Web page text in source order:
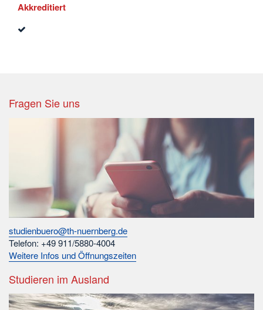
Akkreditiert
Fragen Sie uns
studienbuero@th-nuernberg.de
Telefon: +49 911/5880-4004
Weitere Infos und Öffnungszeiten
Studieren im Ausland